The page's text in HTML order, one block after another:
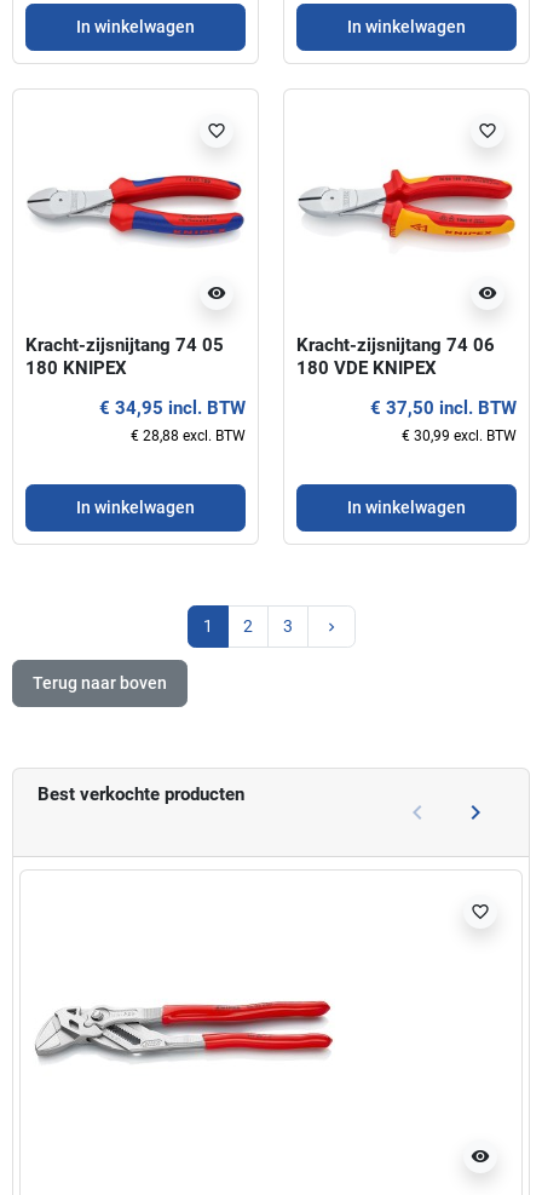
Best verkochte producten
Vorige
keyboard_arrow_left keyboard_arrow_right
visibility
favorite_border
In winkelwagen In winkelwagen
visibility
favorite_border
Kracht-zijsnijtang 74 05
180 KNIPEX
€ 34,95 incl. BTW
€ 28,88 excl. BTW
In winkelwagen
visibility
favorite_border
Kracht-zijsnijtang 74 06
180 VDE KNIPEX
€ 37,50 incl. BTW
€ 30,99 excl. BTW
In winkelwagen
1 2 3 keyboard_arrow_right
Terug naar boven